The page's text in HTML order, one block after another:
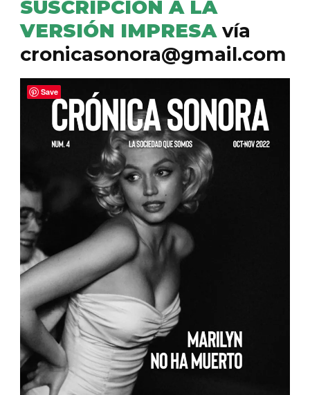
SUSCRIPCIÓN A LA
VERSIÓN IMPRESA vía
cronicasonora@gmail.com
Save